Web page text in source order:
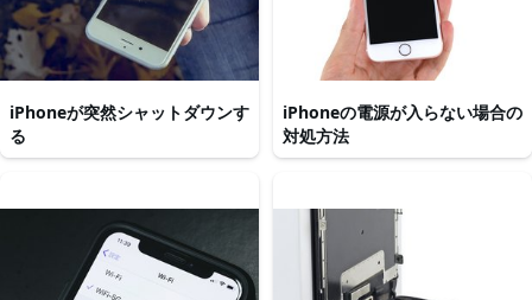
iPhoneが突然シャットダウンす
る
iPhoneの電源が入らない場合の
対処方法